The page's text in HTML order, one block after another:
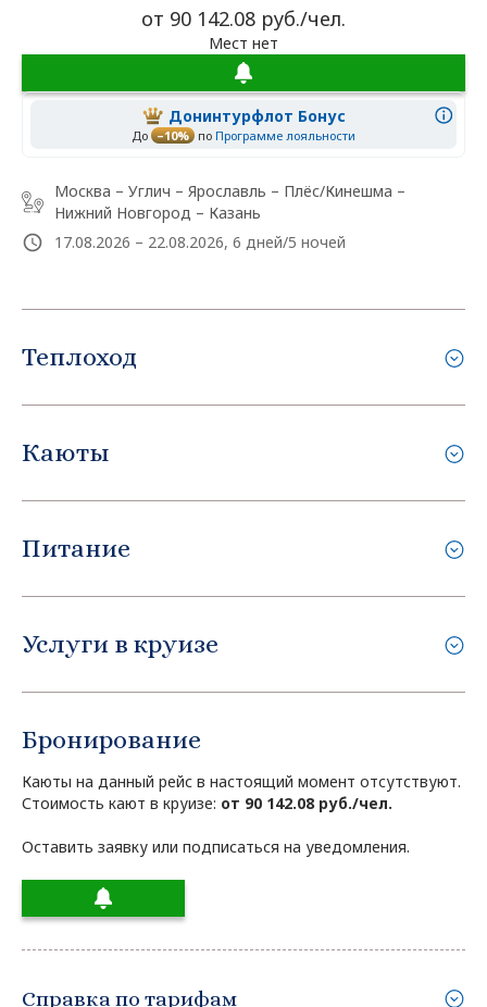
от 90 142.08 руб./чел.
Мест нет
Донинтурфлот Бонус
До –10% по Программе лояльности
Москва – Углич – Ярославль – Плёс/Кинешма –
Нижний Новгород – Казань
17.08.2026 – 22.08.2026, 6 дней/5 ночей
Теплоход
Каюты
Питание
Услуги в круизе
Бронирование
Каюты на данный рейс в настоящий момент отсутствуют.
Стоимость кают в круизе: от 90 142.08 руб./чел.
Оставить заявку или подписаться на уведомления.
Справка по тарифам